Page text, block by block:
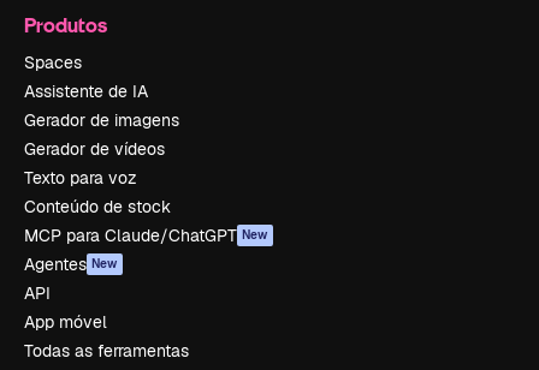
Produtos
Spaces
Assistente de IA
Gerador de imagens
Gerador de vídeos
Texto para voz
Conteúdo de stock
MCP para Claude/ChatGPT New
Agentes New
API
App móvel
Todas as ferramentas